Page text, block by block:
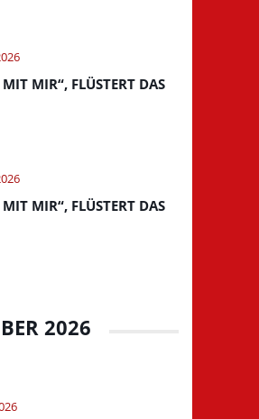
MIR“, FLÜSTERT DAS
MIR“, FLÜSTERT DAS
2026